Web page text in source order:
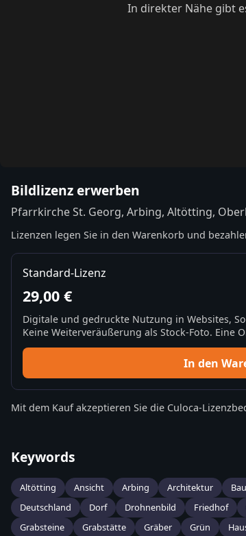
In direkter Nähe gibt
Bildlizenz erwerben
Pfarrkirche St. Georg, Arbing, Altötting,
Lizenzen legen Sie in den Warenkorb und
Standard-Lizenz
29,00 €
Digitale und gedruckte Nutzung in Websites,
Keine Weiterveräußerung als Stock-Foto. Eine
In den
Mit dem Kauf akzeptieren Sie die Culoca-
Keywords
Altötting Ansicht Arbing Architektur
Deutschland
Dorf Drohnenbild Friedhof
Grabsteine
Grabstätte Gräber Grün